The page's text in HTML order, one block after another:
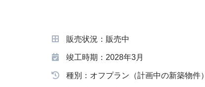
販売状況：販売中
竣工時期：2028年3月
種別：オフプラン（計画中の新築物件）